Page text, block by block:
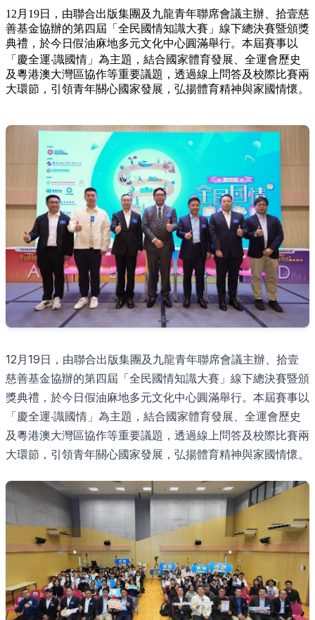
12月19日，由聯合出版集團及九龍青年聯席會議主辦、拾壹慈
善基金協辦的第四屆「全民國情知識大賽」線下總決賽暨頒獎
典禮，於今日假油麻地多元文化中心圓滿舉行。本屆賽事以
「慶全運‧識國情」為主題，結合國家體育發展、全運會歷史
及粵港澳大灣區協作等重要議題，透過線上問答及校際比賽兩
大環節，引領青年關心國家發展，弘揚體育精神與家國情懷。
12月19日，由聯合出版集團及九龍青年聯席會議主辦、拾壹
慈善基金協辦的第四屆「全民國情知識大賽」線下總決賽暨頒
獎典禮，於今日假油麻地多元文化中心圓滿舉行。本屆賽事以
「慶全運‧識國情」為主題，結合國家體育發展、全運會歷史
及粵港澳大灣區協作等重要議題，透過線上問答及校際比賽兩
大環節，引領青年關心國家發展，弘揚體育精神與家國情懷。